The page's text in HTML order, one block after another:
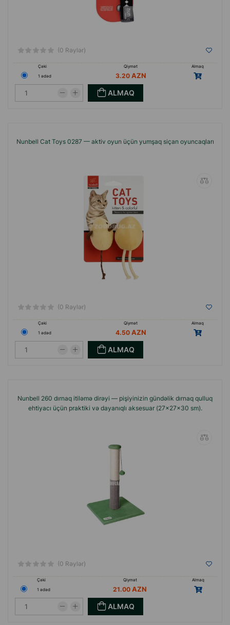
(0 Rəylər)
Çəki Qiymət
Almaq
1 ədəd
3.20
ALMAQ
Nunbell Cat Toys 0287 — aktiv oyun üçün yumşaq siçan oyuncaqları
(0 Rəylər)
Çəki Qiymət
Almaq
1 ədəd
4.50
ALMAQ
Nunbell 260 dırnaq itiləmə dirəyi — pişiyinizin gündəlik dırnaq qulluq
ehtiyacı üçün praktiki və dayanıqlı aksesuar (27×27×30 sm).
(0 Rəylər)
Çəki Qiymət
Almaq
1 ədəd
21.00
ALMAQ